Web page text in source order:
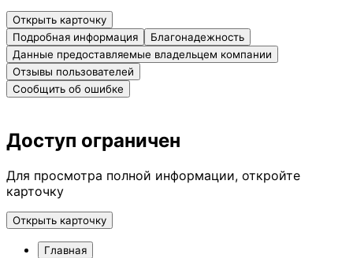
Открыть карточку
Подробная информация
Благонадежность
Данные предоставляемые владельцем компании
Отзывы пользователей
Сообщить об ошибке
Доступ ограничен
Для просмотра полной информации, откройте
карточку
Открыть карточку
Главная